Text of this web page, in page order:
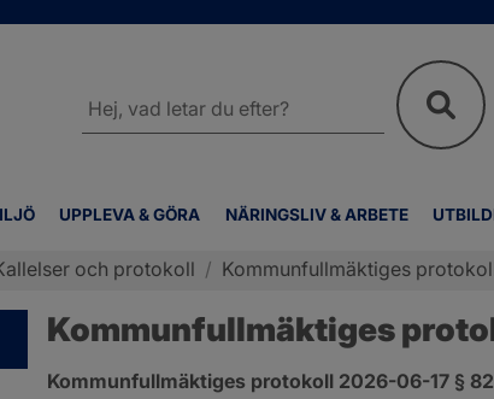
UPPLEVA & GÖRA NÄRINGSLIV & ARBETE
webbplatsen
och protokoll / Kommunfullmäktiges
Kommunfullmäktiges
Kommunfullmäktiges protokoll 2026-06-17 §